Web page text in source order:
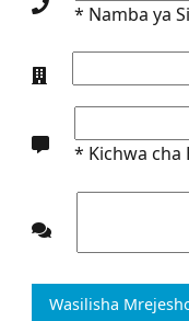
* Namba ya
* Kichwa cha
Wasilisha